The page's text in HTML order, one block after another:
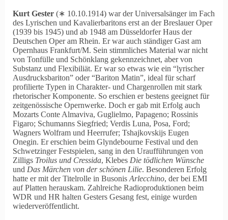
Kurt Gester (∗ 10.10.1914) war der Universalsänger im Fach
des Lyrischen und Kavalierbaritons erst an der Breslauer Oper
(1939 bis 1945) und ab 1948 am Düsseldorfer Haus der
Deutschen Oper am Rhein. Er war auch ständiger Gast am
Opernhaus Frankfurt/M. Sein stimmliches Material war nicht
von Tonfülle und Schönklang gekennzeichnet, aber von
Substanz und Flexibiliät. Er war so etwas wie ein
lyrischer
Ausdrucksbariton
oder Bariton Matin , ideal für scharf
profilierte Typen in Charakter- und Chargenrollen mit stark
rhetorischer Komponente. So erschien er bestens geeignet für
zeitgenössische Opernwerke. Doch er gab mit Erfolg auch
Mozarts Conte Almaviva, Guglielmo, Papageno; Rossinis
Figaro; Schumanns Siegfried; Verdis Luna, Posa, Ford;
Wagners Wolfram und Heerrufer; Tshajkovskijs Eugen
Onegin. Er erschien beim Glyndebourne Festival und den
Schwetzinger Festspielen, sang in den Uraufführungen von
Zilligs Troilus und Cressida, Klebes Die tödlichen Wünsche
und Das Märchen von der schönen Lilie. Besonderen Erfolg
hatte er mit der Titelrolle in BusonisArlecchino, der bei EMI
auf Platten herauskam. Zahlreiche Radioproduktionen beim
WDR und HR halten Gesters Gesang fest, einige wurden
wiederveröffentlicht.